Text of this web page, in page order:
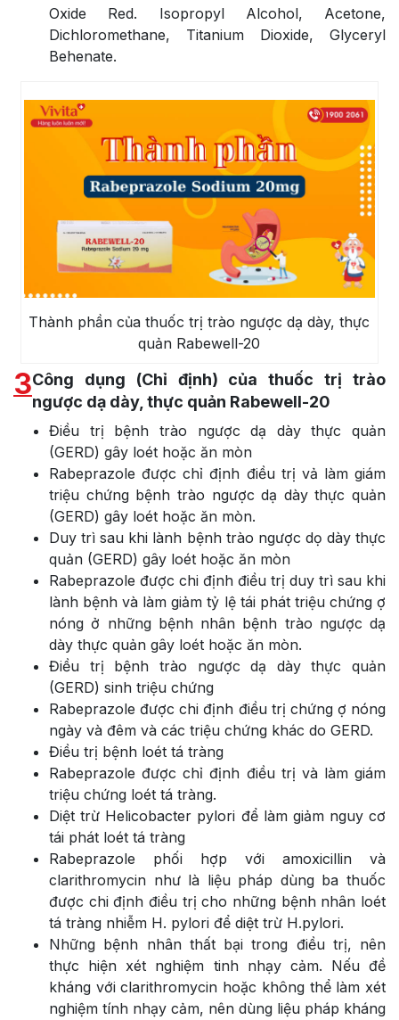
Oxide Red. Isopropyl Alcohol, Acetone,
Dichloromethane, Titanium Dioxide, Glyceryl
Behenate.
Thành phần của thuốc trị trào ngược dạ dày, thực
quản Rabewell-20
3Công dụng (Chỉ định) của thuốc trị trào
ngược dạ dày, thực quản Rabewell-20
Điều trị bệnh trào ngược dạ dày thực quản
(GERD) gây loét hoặc ăn mòn
Rabeprazole được chỉ định điều trị vả làm giám
triệu chứng bệnh trào ngược dạ dày thực quản
(GERD) gây loét hoặc ăn mòn.
Duy trì sau khi lành bệnh trào ngược dọ dày thực
quản (GERD) gây loét hoặc ăn mòn
Rabeprazole được chi định điều trị duy trì sau khi
lành bệnh và làm giảm tỷ lệ tái phát triệu chứng ợ
nóng ở những bệnh nhân bệnh trào ngược dạ
dày thực quản gây loét hoặc ăn mòn.
Điều trị bệnh trào ngược dạ dày thực quản
(GERD) sinh triệu chứng
Rabeprazole được chi định điều trị chứng ợ nóng
ngày và đêm và các triệu chứng khác do GERD.
Điều trị bệnh loét tá tràng
Rabeprazole được chỉ định điều trị và làm giám
triệu chứng loét tá tràng.
Diệt trừ Helicobacter pylori để làm giảm nguy cơ
tái phát loét tá tràng
Rabeprazole phối hợp với amoxicillin và
clarithromycin như là liệu pháp dùng ba thuốc
được chi định điều trị cho những bệnh nhân loét
tá tràng nhiễm H. pylori để diệt trừ H.pylori.
Những bệnh nhân thất bại trong điều trị, nên
thực hiện xét nghiệm tinh nhạy cảm. Nếu đề
kháng với clarithromycin hoặc không thể làm xét
nghiệm tính nhạy cảm, nên dùng liệu pháp kháng